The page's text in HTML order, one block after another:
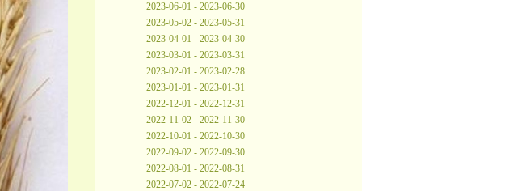
2023-06-01 - 2023-06-30
2023-05-02 - 2023-05-31
2023-04-01 - 2023-04-30
2023-03-01 - 2023-03-31
2023-02-01 - 2023-02-28
2023-01-01 - 2023-01-31
2022-12-01 - 2022-12-31
2022-11-02 - 2022-11-30
2022-10-01 - 2022-10-30
2022-09-02 - 2022-09-30
2022-08-01 - 2022-08-31
2022-07-02 - 2022-07-24